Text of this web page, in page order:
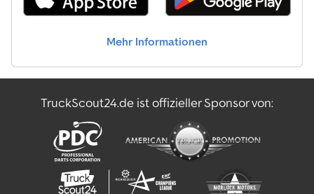
Sie unter . Finanzierung gewünscht? Mit unseren Value Added
Service bieten wir Ihnen individuelle Finanzierungsmöglichkeiten,
gerne. Cedpjzm Dx Ijfx AhtjhaMehr Informationen
TruckScout24.de ist offizieller Sponsor von: